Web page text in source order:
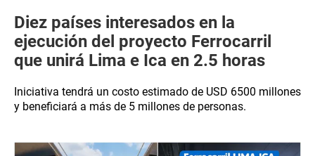
Diez países interesados en la
ejecución del proyecto Ferrocarril
que unirá Lima e Ica en 2.5 horas
Iniciativa tendrá un costo estimado de USD 6500 millones
y beneficiará a más de 5 millones de personas.